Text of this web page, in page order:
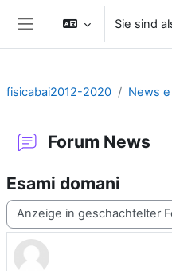
Website-Übersicht
Sie sind
fisicabai2012-2020 News
Forum News
Esami domani
Anzeigemodus